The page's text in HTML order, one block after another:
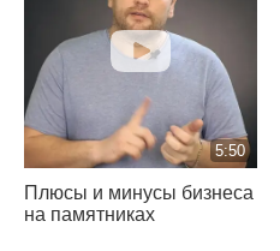
5:50
Плюсы и минусы бизнеса
на памятниках